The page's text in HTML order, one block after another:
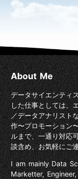
About Me
データサイエンティ
した仕事としては、
／データアナリスト
作〜プロモーション
ルまで、一通り対応
談含め、お気軽にご
I am mainly Data
Marketter,